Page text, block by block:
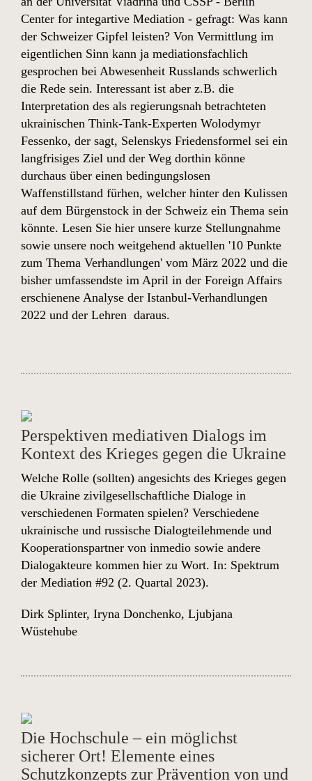
Center for integartive Mediation - gefragt: Was kann
der Schweizer Gipfel leisten? Von Vermittlung im
eigentlichen Sinn kann ja mediationsfachlich
gesprochen bei Abwesenheit Russlands schwerlich
die Rede sein. Interessant ist aber z.B. die
Interpretation des als regierungsnah betrachteten
ukrainischen Think-Tank-Experten Wolodymyr
Fessenko, der sagt, Selenskys Friedensformel sei ein
langfrisiges Ziel und der Weg dorthin könne
durchaus über einen bedingungslosen
Waffenstillstand fürhen, welcher hinter den Kulissen
auf dem Bürgenstock in der Schweiz ein Thema sein
könnte. Lesen Sie hier unsere kurze Stellungnahme
sowie unsere noch weitgehend aktuellen '10 Punkte
zum Thema Verhandlungen' vom März 2022 und die
bisher umfassendste im April in der Foreign Affairs
erschienene Analyse der Istanbul-Verhandlungen
2022 und der Lehren daraus.
Perspektiven mediativen Dialogs im
Kontext des Krieges gegen die Ukraine
Welche Rolle (sollten) angesichts des Krieges gegen
die Ukraine zivilgesellschaftliche Dialoge in
verschiedenen Formaten spielen? Verschiedene
ukrainische und russische Dialogteilehmende und
Kooperationspartner von inmedio sowie andere
Dialogakteure kommen hier zu Wort. In: Spektrum
der Mediation #92 (2. Quartal 2023).
Dirk Splinter, Iryna Donchenko, Ljubjana
Wüstehube
Die Hochschule – ein möglichst
sicherer Ort! Elemente eines
Schutzkonzepts zur Prävention von und